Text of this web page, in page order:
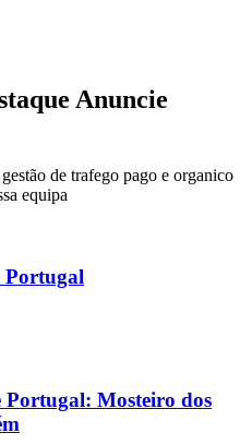
Anuncie
de trafego pago e organico
equipa
Portugal
Mosteiro dos